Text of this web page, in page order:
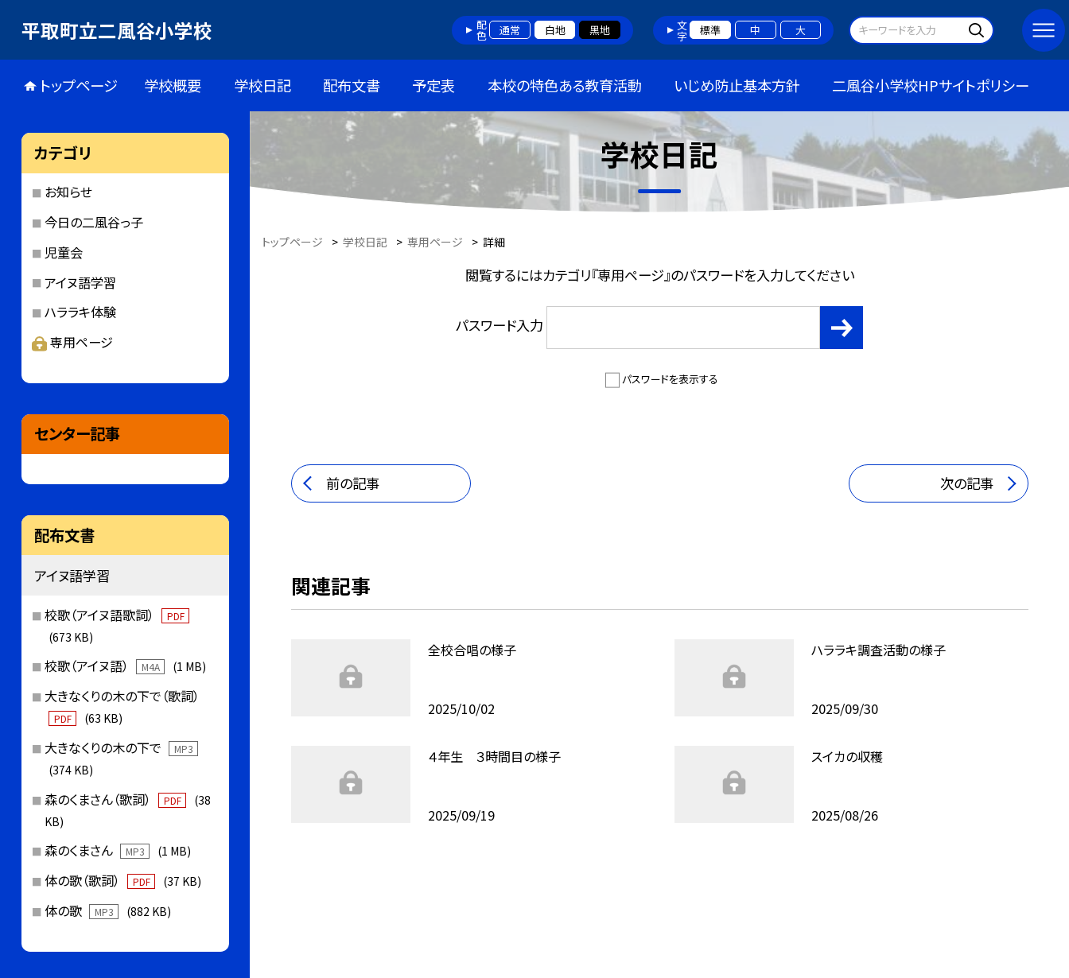
平取町立二風谷小学校 配色 通常 白地 黒地 文字 標準 中 大
トップページ 学校概要 学校日記 配布文書 予定表 本校の特色ある教育活動 いじめ防止基本方針 二風谷小学校HPサイトポリシー
学校日記
トップページ > 学校日記 > 専用ページ > 詳細
閲覧するにはカテゴリ『専用ページ』のパスワードを入力してください
パスワード入力
パスワードを表示する
前の記事 次の記事
関連記事
全校合唱の様子
2025/10/02
ハララキ調査活動の様子
2025/09/30
４年生 ３時間目の様子
2025/09/19
スイカの収穫
2025/08/26
カテゴリ
お知らせ
今日の二風谷っ子
児童会
アイヌ語学習
ハララキ体験
専用ページ
センター記事
配布文書
アイヌ語学習
校歌（アイヌ語歌詞） PDF
(673 KB)
校歌（アイヌ語） M4A (1 MB)
大きなくりの木の下で（歌詞）
PDF (63 KB)
大きなくりの木の下で MP3
(374 KB)
森のくまさん（歌詞） PDF
(38
KB)
森のくまさん MP3 (1 MB)
体の歌（歌詞） PDF (37 KB)
体の歌 MP3 (882 KB)